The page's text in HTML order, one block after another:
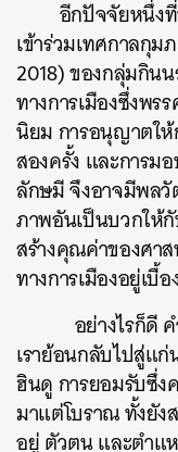
อีกปัจจัยหนึ่ง
เข้าร่วมเทศกาลกุม
2018) ของกลุ่มกิน
ทางการเมืองซึ่งพ
นิยม การอนุญาตให้
สองครั้ง และการ
ลักษมี จึงอาจมีพลวั
ภาพอันเป็นบวกให้
สร้างคุณค่าของศา
ทางการเมืองอยู่เบื้
อย่างไรก็ดี
เราย้อนกลับไปสู่แ
ฮินดู การยอมรับซึ่ง
มาแต่โบราณ ทั้งยัง
อยู่ ตัวตน และตำแ